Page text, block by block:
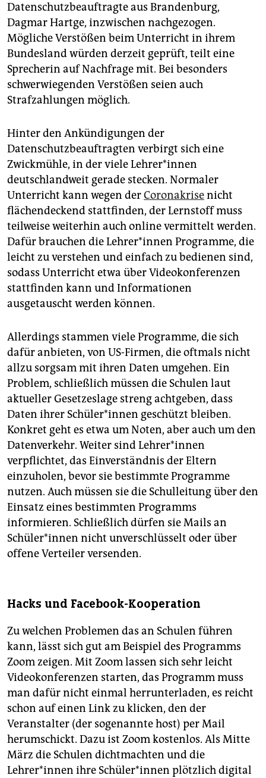
Datenschutzbeauftragte aus Brandenburg,
Dagmar Hartge, inzwischen nachgezogen.
Mögliche Verstößen beim Unterricht in ihrem
Bundesland würden derzeit geprüft, teilt eine
Sprecherin auf Nachfrage mit. Bei besonders
schwerwiegenden Verstößen seien auch
Strafzahlungen möglich.
Hinter den Ankündigungen der
Datenschutzbeauftragten verbirgt sich eine
Zwickmühle, in der viele Lehrer*innen
deutschlandweit gerade stecken. Normaler
Unterricht kann wegen derCoronakrisenicht
flächendeckend stattfinden, der Lernstoff muss
teilweise weiterhin auch online vermittelt werden.
Dafür brauchen die Lehrer*innen Programme, die
leicht zu verstehen und einfach zu bedienen sind,
sodass Unterricht etwa über Videokonferenzen
stattfinden kann und Informationen
ausgetauscht werden können.
Allerdings stammen viele Programme, die sich
dafür anbieten, von US-Firmen, die oftmals nicht
allzu sorgsam mit ihren Daten umgehen. Ein
Problem, schließlich müssen die Schulen laut
aktueller Gesetzeslage streng achtgeben, dass
Daten ihrer Schüler*innen geschützt bleiben.
Konkret geht es etwa um Noten, aber auch um den
Datenverkehr. Weiter sind Lehrer*innen
verpflichtet, das Einverständnis der Eltern
einzuholen, bevor sie bestimmte Programme
nutzen. Auch müssen sie die Schulleitung über den
Einsatz eines bestimmten Programms
informieren. Schließlich dürfen sie Mails an
Schüler*innen nicht unverschlüsselt oder über
offene Verteiler versenden.
Hacks und Facebook-Kooperation
Zu welchen Problemen das an Schulen führen
kann, lässt sich gut am Beispiel des Programms
Zoom zeigen. Mit Zoom lassen sich sehr leicht
Videokonferenzen starten, das Programm muss
man dafür nicht einmal herrunterladen, es reicht
schon auf einen Link zu klicken, den der
Veranstalter (der sogenannte host) per Mail
herumschickt. Dazu ist Zoom kostenlos. Als Mitte
März die Schulen dichtmachten und die
Lehrer*innen ihre Schüler*innen plötzlich digital